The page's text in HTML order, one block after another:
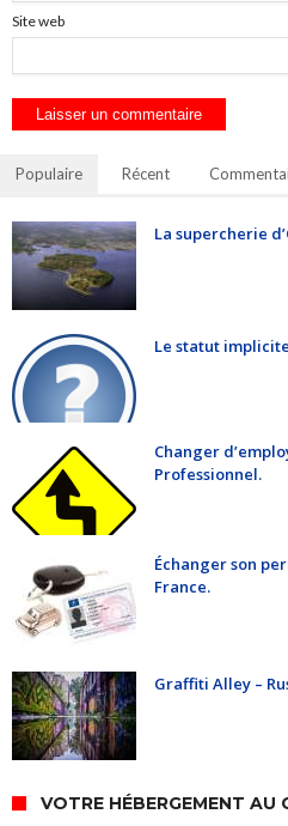
Site web
Populaire Récent
La supercherie
Le statut
Changer
Professionnel.
Échanger son
France.
Graffiti Alley –
VOTRE HÉBERGEMENT AU